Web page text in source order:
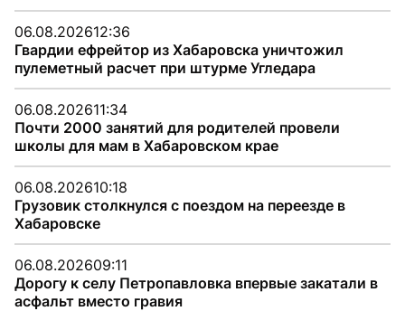
06.08.202612:36
Гвардии ефрейтор из Хабаровска уничтожил
пулеметный расчет при штурме Угледара
06.08.202611:34
Почти 2000 занятий для родителей провели
школы для мам в Хабаровском крае
06.08.202610:18
Грузовик столкнулся с поездом на переезде в
Хабаровске
06.08.202609:11
Дорогу к селу Петропавловка впервые закатали в
асфальт вместо гравия